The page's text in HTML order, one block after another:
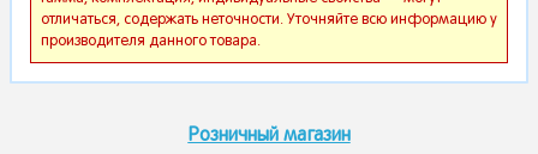
отличаться, содержать неточности. Уточняйте всю информацию у
производителя данного товара.
Розничный магазин